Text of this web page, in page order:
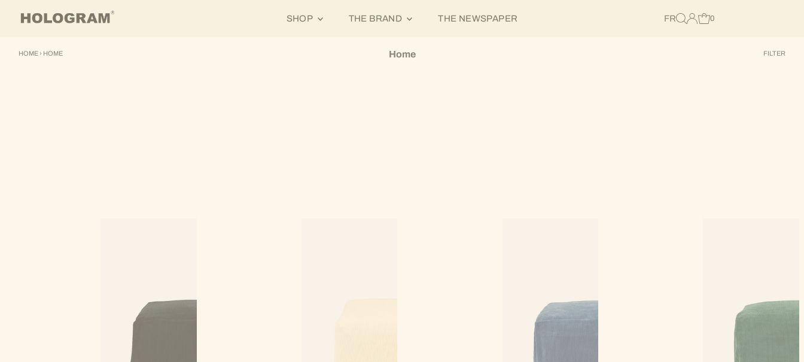
Skip to content SHOP THE BRAND THE NEWSPAPER FR 0
HOME › HOME Home FILTER